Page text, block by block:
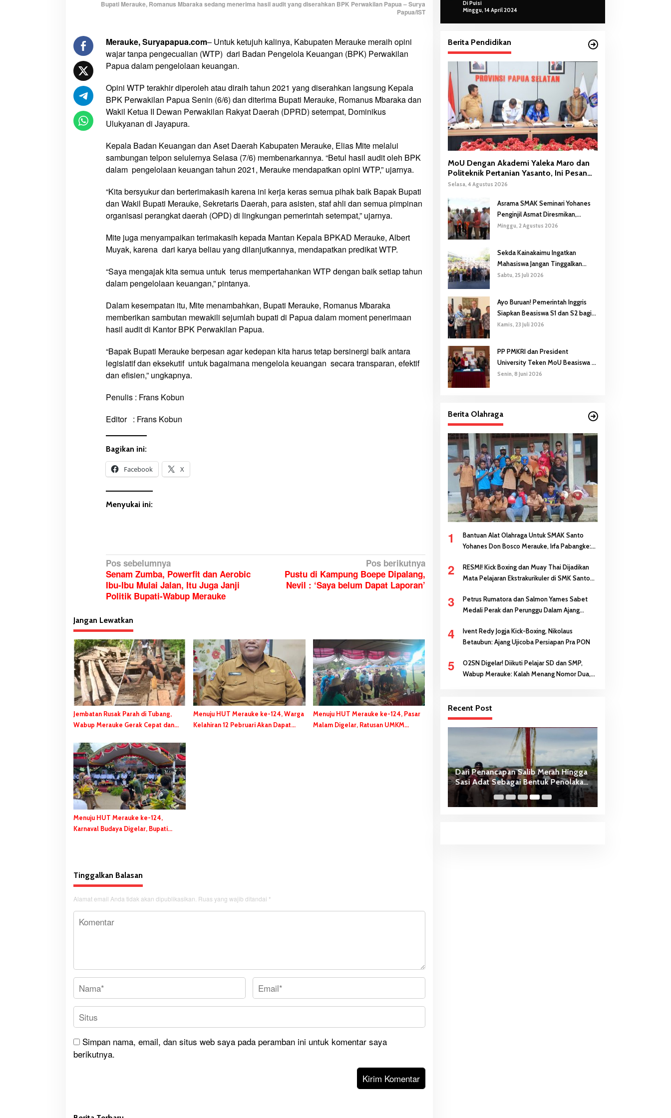
P
g
e
l
l
a
a
n
K
u
a
n
a
n
2
2
1
Bupati Merauke, Romanus Mbaraka sedang menerima hasil audit yang diserahkan BPK Perwakilan Papua – Surya
Papua/IST
Merauke, Suryapapua.com– Untuk ketujuh kalinya, Kabupaten Merauke meraih opini
wajar tanpa pengecualian (WTP) dari Badan Pengelola Keuangan (BPK) Perwakilan
Papua dalam pengelolaan keuangan.
Opini WTP terakhir diperoleh atau diraih tahun 2021 yang diserahkan langsung Kepala
BPK Perwakilan Papua Senin (6/6) dan diterima Bupati Merauke, Romanus Mbaraka dan
Wakil Ketua II Dewan Perwakilan Rakyat Daerah (DPRD) setempat, Dominikus
Ulukyanan di Jayapura.
Kepala Badan Keuangan dan Aset Daerah Kabupaten Merauke, Elias Mite melalui
sambungan telpon selulernya Selasa (7/6) membenarkannya. “Betul hasil audit oleh BPK
dalam pengelolaan keuangan tahun 2021, Merauke mendapatkan opini WTP,” ujarnya.
“Kita bersyukur dan berterimakasih karena ini kerja keras semua pihak baik Bapak Bupati
dan Wakil Bupati Merauke, Sekretaris Daerah, para asisten, staf ahli dan semua pimpinan
organisasi perangkat daerah (OPD) di lingkungan pemerintah setempat,” ujarnya.
Mite juga menyampaikan terimakasih kepada Mantan Kepala BPKAD Merauke, Albert
Muyak, karena dari karya beliau yang dilanjutkannya, mendapatkan predikat WTP.
“Saya mengajak kita semua untuk terus mempertahankan WTP dengan baik setiap tahun
dalam pengelolaan keuangan,” pintanya.
Dalam kesempatan itu, Mite menambahkan, Bupati Merauke, Romanus Mbaraka
memberikan sambutan mewakili sejumlah bupati di Papua dalam moment penerimaan
hasil audit di Kantor BPK Perwakilan Papua.
“Bapak Bupati Merauke berpesan agar kedepan kita harus tetap bersinergi baik antara
legislatif dan eksekutif untuk bagaimana mengelola keuangan secara transparan, efektif
dan efisien,” ungkapnya.
Penulis : Frans Kobun
Editor : Frans Kobun
Bagikan ini:
Facebook X
Menyukai ini:
N
a
v
i
g
a
s
i
p
o
s
Pos sebelumnya
Senam Zumba, Powerfit dan Aerobic
Ibu-Ibu Mulai Jalan, Itu Juga Janji
Politik Bupati-Wabup Merauke
Pos berikutnya
Pustu di Kampung Boepe Dipalang,
Nevil : ‘Saya belum Dapat Laporan’
Jangan Lewatkan
Jembatan Rusak Parah di Tubang,
Wabup Merauke Gerak Cepat dan
Perbaikan
Menuju HUT Merauke ke-124, Warga
Kelahiran 12 Pebruari Akan Dapat
Menuju HUT Merauke ke-124, Pasar
Malam Digelar, Ratusan UMKM
Menuju HUT Merauke ke-124,
Karnaval Budaya Digelar, Bupati
Tinggalkan Balasan
Alamat email Anda tidak akan dipublikasikan. Ruas yang wajib ditandai *
Simpan nama, email, dan situs web saya pada peramban ini untuk komentar saya
berikutnya.
Di Puisi
Minggu, 14 April 2024
Berita Pendidikan
MoU Dengan Akademi Yaleka Maro dan
Politeknik Pertanian Yasanto, Ini Pesan
Gubernur Safanpo
Selasa, 4 Agustus 2026
Asrama SMAK Seminari Yohanes
Penginjil Asmat Diresmikan,
Gubernur Safanpo: Pentingnya
Minggu, 2 Agustus 2026
Sekda Kainakaimu Ingatkan
Mahasiswa Jangan Tinggalkan
‘Noda-Madu’ di Lokasi KKN
Sabtu, 25 Juli 2026
Ayo Buruan! Pemerintah Inggris
Siapkan Beasiswa S1 dan S2 bagi
Putra/Putri Papua Selatan
Kamis, 23 Juli 2026
PP PMKRI dan President
University Teken MoU Beasiswa S1
hingga S3
Senin, 8 Juni 2026
Berita Olahraga
1
Bantuan Alat Olahraga Untuk SMAK Santo
Yohanes Don Bosco Merauke, Irfa Pabangke:
2
RESMI! Kick Boxing dan Muay Thai Dijadikan
Mata Pelajaran Ekstrakurikuler di SMK Santo
3
Petrus Rumatora dan Salmon Yames Sabet
Medali Perak dan Perunggu Dalam Ajang
4
Ivent Redy Jogja Kick-Boxing, Nikolaus
Betaubun: Ajang Ujicoba Persiapan Pra PON
5
O2SN Digelar! Diikuti Pelajar SD dan SMP,
Wabup Merauke: Kalah Menang Nomor Dua,
Recent Post
Belajar Seru dan Menyenangkan
Bersama TSE Group
HUT ke-81 Kemerdekaan RI, Stadion
Katalpal Dijadikan Tempat
Pengibaran Bendera Merah Putih
Dari Penancapan Salib Merah Hingga
Sasi Adat Sebagai Bentuk Penolakan
PSN